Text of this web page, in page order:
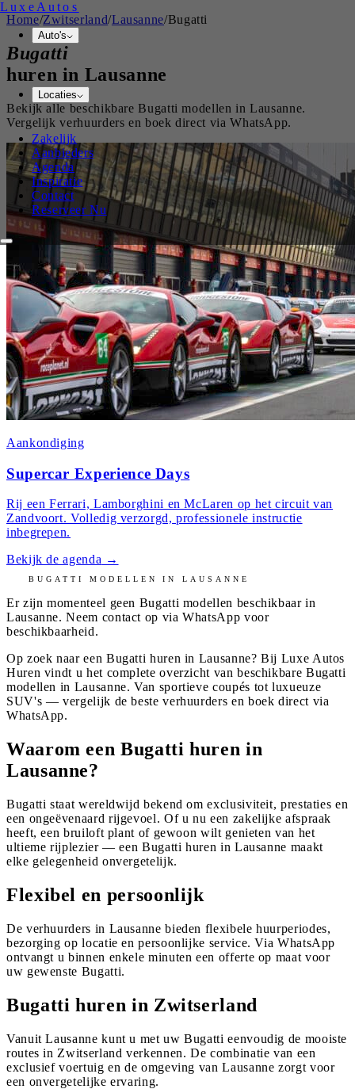
Luxe Autos
Auto's
Locaties
Zakelijk
Aanbieders
Agenda
Inspiratie
Contact
Reserveer Nu
Home/Zwitserland/Lausanne/Bugatti
Bugatti
huren in Lausanne
Bekijk alle beschikbareBugatti modellen inLausanne.
Vergelijk verhuurders en boek direct via WhatsApp.
Aankondiging
Supercar Experience Days
Rij een Ferrari, Lamborghini en McLaren op het circuit van
Zandvoort. Volledig verzorgd, professionele instructie
inbegrepen.
Bekijk de agenda →
BUGATTI MODELLEN INLAUSANNE
Er zijn momenteel geen Bugatti modellen beschikbaar in
Lausanne. Neem contact op via WhatsApp voor
beschikbaarheid.
Op zoek naar een Bugatti huren in Lausanne? Bij Luxe Autos
Huren vindt u het complete overzicht van beschikbare Bugatti
modellen in Lausanne. Van sportieve coupés tot luxueuze
SUV's — vergelijk de beste verhuurders en boek direct via
WhatsApp.
Waarom een Bugatti huren in
Lausanne?
Bugatti staat wereldwijd bekend om exclusiviteit, prestaties en
een ongeëvenaard rijgevoel. Of u nu een zakelijke afspraak
heeft, een bruiloft plant of gewoon wilt genieten van het
ultieme rijplezier — een Bugatti huren in Lausanne maakt
elke gelegenheid onvergetelijk.
Flexibel en persoonlijk
De verhuurders in Lausanne bieden flexibele huurperiodes,
bezorging op locatie en persoonlijke service. Via WhatsApp
ontvangt u binnen enkele minuten een offerte op maat voor
uw gewenste Bugatti.
Bugatti huren in Zwitserland
Vanuit Lausanne kunt u met uw Bugatti eenvoudig de mooiste
routes in Zwitserland verkennen. De combinatie van een
exclusief voertuig en de omgeving van Lausanne zorgt voor
een onvergetelijke ervaring.